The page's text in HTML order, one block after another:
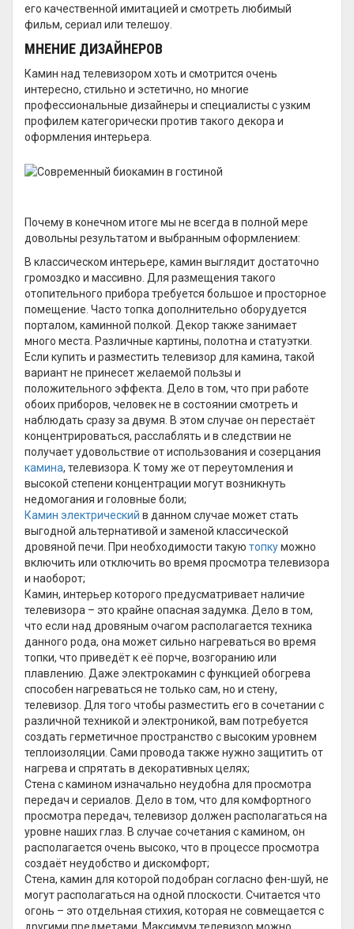
его качественной имитацией и смотреть любимый
фильм, сериал или телешоу.
МНЕНИЕ ДИЗАЙНЕРОВ
Камин над телевизором хоть и смотрится очень
интересно, стильно и эстетично, но многие
профессиональные дизайнеры и специалисты с узким
профилем категорически против такого декора и
оформления интерьера.
Почему в конечном итоге мы не всегда в полной мере
довольны результатом и выбранным оформлением:
В классическом интерьере, камин выглядит достаточно
громоздко и массивно. Для размещения такого
отопительного прибора требуется большое и просторное
помещение. Часто топка дополнительно оборудуется
порталом, каминной полкой. Декор также занимает
много места. Различные картины, полотна и статуэтки.
Если купить и разместить телевизор для камина, такой
вариант не принесет желаемой пользы и
положительного эффекта. Дело в том, что при работе
обоих приборов, человек не в состоянии смотреть и
наблюдать сразу за двумя. В этом случае он перестаёт
концентрироваться, расслаблять и в следствии не
получает удовольствие от использования и созерцания
камина, телевизора. К тому же от переутомления и
высокой степени концентрации могут возникнуть
недомогания и головные боли;
Камин электрический в данном случае может стать
выгодной альтернативой и заменой классической
дровяной печи. При необходимости такую топкуможно
включить или отключить во время просмотра телевизора
и наоборот;
Камин, интерьер которого предусматривает наличие
телевизора – это крайне опасная задумка. Дело в том,
что если над дровяным очагом располагается техника
данного рода, она может сильно нагреваться во время
топки, что приведёт к её порче, возгоранию или
плавлению. Даже электрокамин с функцией обогрева
способен нагреваться не только сам, но и стену,
телевизор. Для того чтобы разместить его в сочетании с
различной техникой и электроникой, вам потребуется
создать герметичное пространство с высоким уровнем
теплоизоляции. Сами провода также нужно защитить от
нагрева и спрятать в декоративных целях;
Стена с камином изначально неудобна для просмотра
передач и сериалов. Дело в том, что для комфортного
просмотра передач, телевизор должен располагаться на
уровне наших глаз. В случае сочетания с камином, он
располагается очень высоко, что в процессе просмотра
создаёт неудобство и дискомфорт;
Стена, камин для которой подобран согласно фен-шуй, не
могут располагаться на одной плоскости. Считается что
огонь – это отдельная стихия, которая не совмещается с